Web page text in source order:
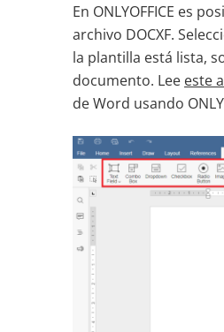
En ONLYOFFICE es
archivo DOCXF.
la plantilla está lista,
documento. Lee este
de Word usando